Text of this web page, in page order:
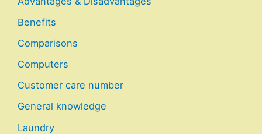
Benefits
Comparisons
Computers
Customer care number
General knowledge
Laundry